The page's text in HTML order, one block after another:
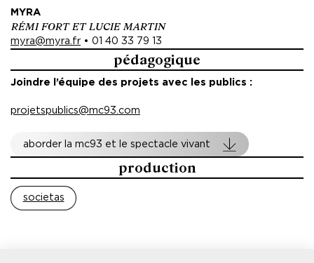
MYRA
RÉMI FORT ET LUCIE MARTIN
myra@myra.fr • 01 40 33 79 13
pédagogique
Joindre l’équipe des projets avec les publics :
projetspublics@mc93.com
aborder la mc93 et le spectacle vivant
production
societas